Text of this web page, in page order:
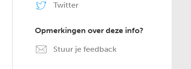
Twitter
Opmerkingen over deze info?
Stuur je feedback